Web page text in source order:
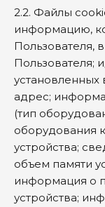
2.2. Файлы
информацию,
Пользователя,
Пользователя;
установленных
адрес;
(тип
оборудования
устройства;
объем памяти
информация о
устройства;